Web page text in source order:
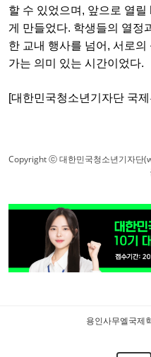
할 수 있었으며, 앞으로 열
게 만들었다. 학생들의 열정
한 교내 행사를 넘어, 서로
가는 의미 있는 시간이었다.
[대한민국청소년기자단 국
Copyright ⓒ 대한민국청소년기자단
용인사무엘국제